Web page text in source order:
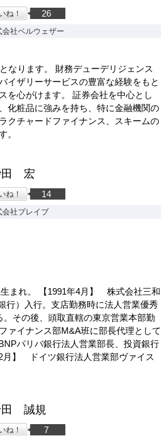
ね！ 26
会社ベルウェザー
なります。 財務デューデリジェンス
イザリーサービスの豊富な経験をもと
を心がけます。 証券会社を中心とし
化粧品に強みを持ち、特に金融機関の
クチャードファイナンス、スキームの
。
田 宏
ね！ 14
会社ブレイブ
まれ。 【1991年4月】 株式会社三和
行）入行。支店勤務時に法人営業優秀
その後、頭取直轄の東京営業本部勤
ァイナンス部M&A班に部長代理として
パリバ銀行法人営業部長、投資銀行
月】 ドイツ銀行法人営業部ヴァイス
田 誠規
ね！ 7